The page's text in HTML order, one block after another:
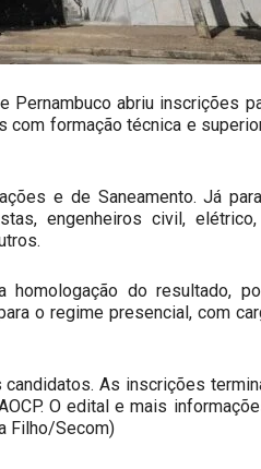
Pernambuco abriu inscrições
formação técnica e
e de Saneamento. Já
engenheiros civil,
do resultado,
o regime presencial, com
As inscrições
. O edital e mais
Filho/Secom)